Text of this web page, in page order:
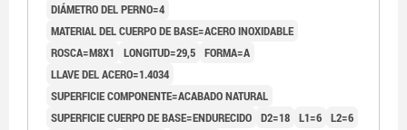
NATURAL
DIÁMETRO DEL PERNO=4
MATERIAL DEL CUERPO DE BASE=ACERO INOXIDABLE
ROSCA=M8X1
LONGITUD=29,5 FORMA=A
LLAVE DEL ACERO=1.4034
SUPERFICIE COMPONENTE=ACABADO NATURAL
SUPERFICIE CUERPO DE BASE=ENDURECIDO D2=18 L1=6 L2=6